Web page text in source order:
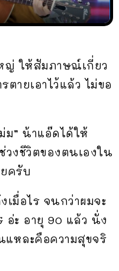
ญ่ ให้สัมภาษณ์เกี่ยว
ายเอาไว้แล้ว ไม่ขอ
ม” น้าแอ๊ดได้ให้
งชีวิตของตนเองใน
ครับ
เมื่อไร จนกว่าผมจะ
อ่ะ อายุ 90 แล้ว นั่ง
แหละคือความสุขจริ